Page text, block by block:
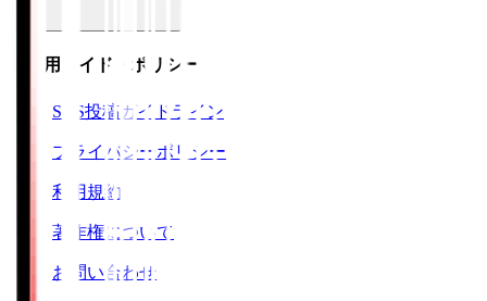
ご利用ガイド・ポリシー
SNS投稿ガイドライン
プライバシーポリシー
利用規約
著作権について
お問い合わせ